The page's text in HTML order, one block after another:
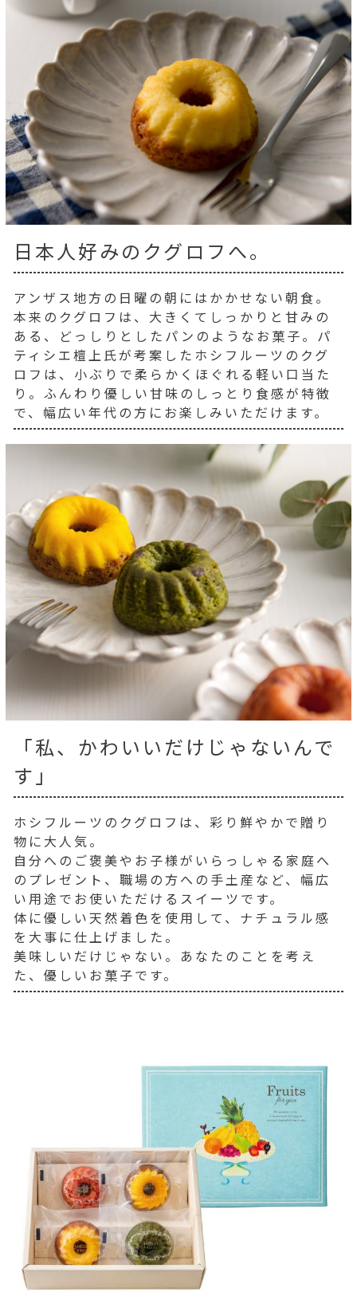
日本人好みのクグロフへ。
アンザス地方の日曜の朝にはかかせない朝食。
本来のクグロフは、大きくてしっかりと甘みの
ある、どっしりとしたパンのようなお菓子。パ
ティシエ檀上氏が考案したホシフルーツのクグ
ロフは、小ぶりで柔らかくほぐれる軽い口当た
り。ふんわり優しい甘味のしっとり食感が特徴
で、幅広い年代の方にお楽しみいただけます。
「私、かわいいだけじゃないんで
す」
ホシフルーツのクグロフは、彩り鮮やかで贈り
物に大人気。
自分へのご褒美やお子様がいらっしゃる家庭へ
のプレゼント、職場の方への手土産など、幅広
い用途でお使いただけるスイーツです。
体に優しい天然着色を使用して、ナチュラル感
を大事に仕上げました。
美味しいだけじゃない。あなたのことを考え
た、優しいお菓子です。